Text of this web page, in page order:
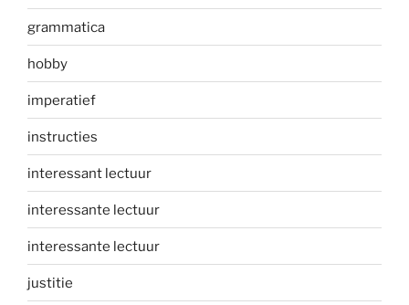
grammatica
hobby
imperatief
instructies
interessant lectuur
interessante lectuur
interessante lectuur
justitie